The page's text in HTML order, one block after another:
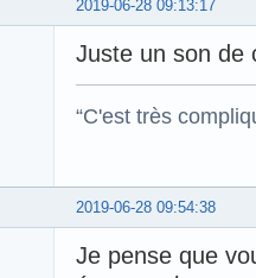
2019-06-28 09:13:17
Juste un son de
“C'est très
2019-06-28 09:54:38
Je pense que